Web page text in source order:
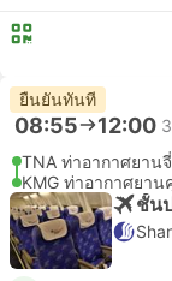
ยืนยันทันที
08:55 12:00
TNA ท่าอากาศยาน
KMG ท่าอากาศยาน
ชั้น